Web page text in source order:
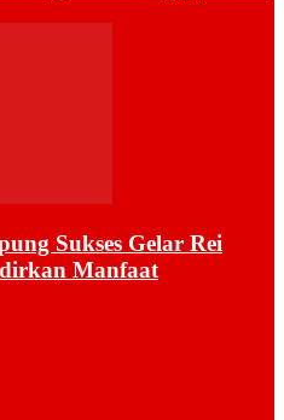
Sukses Gelar Rei
Manfaat